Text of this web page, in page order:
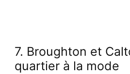
7. Broughton et
quartier à la mode